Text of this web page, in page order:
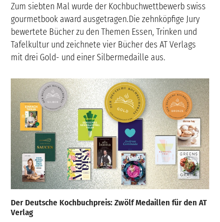
Der Deutsche Kochbuchpreis: Zwölf Medaillen für den AT
Verlag
Zum siebten Mal wurde der Kochbuchwettbewerb swiss
gourmetbook award ausgetragen.Die zehnköpfige Jury
bewertete Bücher zu den Themen Essen, Trinken und
Tafelkultur und zeichnete vier Bücher des AT Verlags
mit drei Gold- und einer Silbermedaille aus.